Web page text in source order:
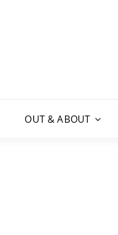
OUT & ABOUT